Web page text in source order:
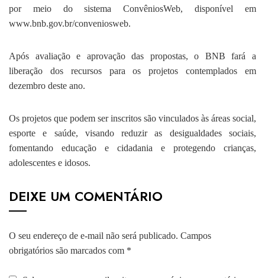
por meio do sistema ConvêniosWeb, disponível em
www.bnb.gov.br/conveniosweb.
Após avaliação e aprovação das propostas, o BNB fará a
liberação dos recursos para os projetos contemplados em
dezembro deste ano.
Os projetos que podem ser inscritos são vinculados às áreas social,
esporte e saúde, visando reduzir as desigualdades sociais,
fomentando educação e cidadania e protegendo crianças,
adolescentes e idosos.
DEIXE UM COMENTÁRIO
O seu endereço de e-mail não será publicado. Campos
obrigatórios são marcados com *